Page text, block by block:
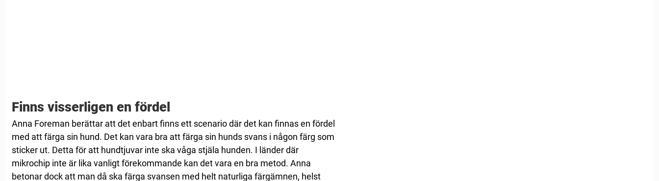
Finns visserligen en fördel
Anna Foreman berättar att det enbart finns ett scenario där det kan finnas en fördel
med att färga sin hund. Det kan vara bra att färga sin hunds svans i någon färg som
sticker ut. Detta för att hundtjuvar inte ska våga stjäla hunden. I länder där
mikrochip inte är lika vanligt förekommande kan det vara en bra metod. Anna
betonar dock att man då ska färga svansen med helt naturliga färgämnen, helst